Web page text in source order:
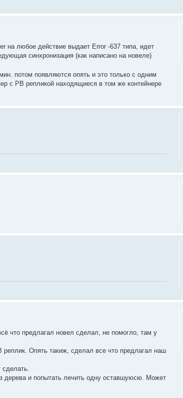
на любое действие выдает Error -637 типа, идет
синхронизация (как написано на новеле)
потом появляются опять и это только с одним
с РВ репликой находящиеся в том же контейнере
что предлагал новел сделал, не помогло, там у
реплик. Опять такиж, сделал все что предлагал наш
сделать.
дерева и попытать лечить одну оставшуюсю. Может